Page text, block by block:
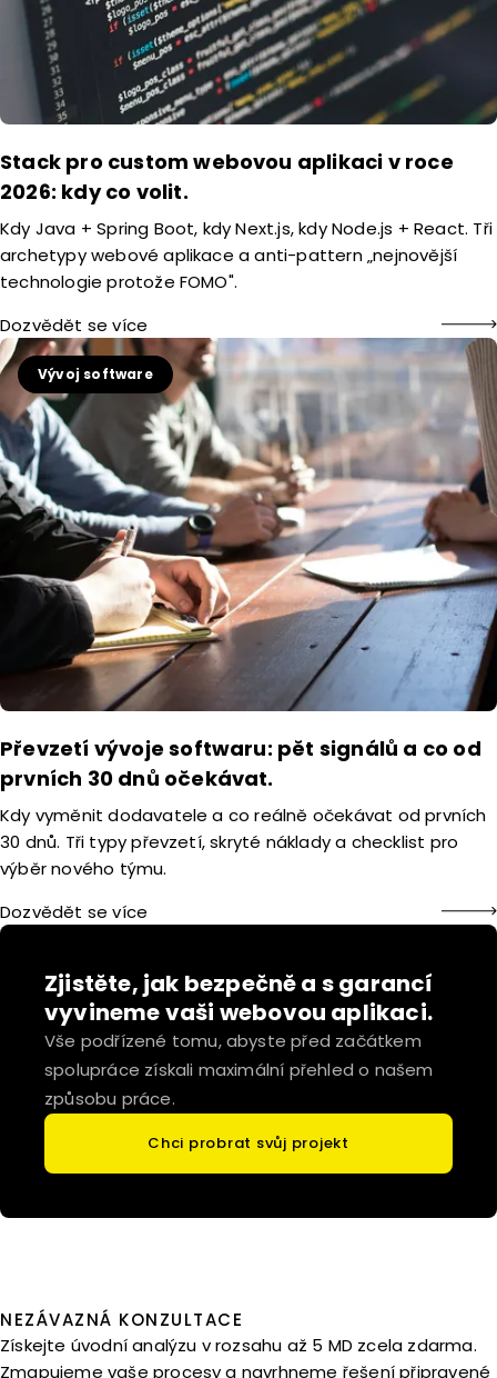
Stack pro custom webovou aplikaci v roce
2026: kdy co volit.
Kdy Java + Spring Boot, kdy Next.js, kdy Node.js + React. Tři
archetypy webové aplikace a anti-pattern „nejnovější
technologie protože FOMO".
Dozvědět se více
Vývoj software
Převzetí vývoje softwaru: pět signálů a co od
prvních 30 dnů očekávat.
Kdy vyměnit dodavatele a co reálně očekávat od prvních
30 dnů. Tři typy převzetí, skryté náklady a checklist pro
výběr nového týmu.
Dozvědět se více
Zjistěte, jak bezpečně a s garancí
vyvineme vaši webovou aplikaci.
Vše podřízené tomu, abyste před začátkem
spolupráce získali maximální přehled o našem
způsobu práce.
Chci probrat svůj projekt
NEZÁVAZNÁ KONZULTACE
Získejte úvodní analýzu v rozsahu až 5 MD zcela zdarma.
Zmapujeme vaše procesy a navrhneme řešení připravené